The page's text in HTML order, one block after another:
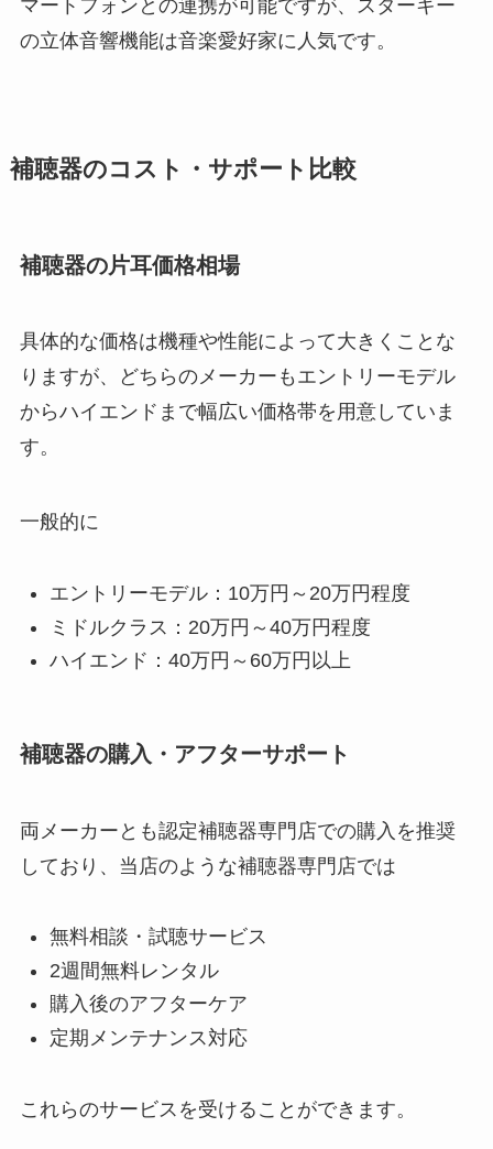
マートフォンとの連携が可能ですが、スターキー
の立体音響機能は音楽愛好家に人気です。
補聴器のコスト・サポート比較
補聴器の片耳価格相場
具体的な価格は機種や性能によって大きくことな
りますが、どちらのメーカーもエントリーモデル
からハイエンドまで幅広い価格帯を用意していま
す。
一般的に
エントリーモデル：10万円～20万円程度
ミドルクラス：20万円～40万円程度
ハイエンド：40万円～60万円以上
補聴器の購入・アフターサポート
両メーカーとも認定補聴器専門店での購入を推奨
しており、当店のような補聴器専門店では
無料相談・試聴サービス
2週間無料レンタル
購入後のアフターケア
定期メンテナンス対応
これらのサービスを受けることができます。